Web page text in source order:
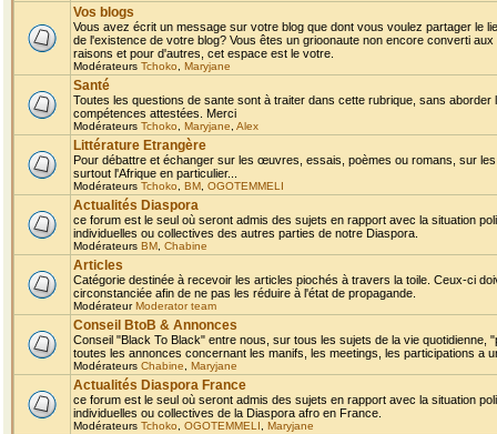
Vos blogs
Vous avez écrit un message sur votre blog que dont vous voulez partager le
de l'existence de votre blog? Vous êtes un grioonaute non encore converti
raisons et pour d'autres, cet espace est le votre.
Modérateurs Tchoko Maryjane
Santé
Toutes les questions de sante sont à traiter dans cette rubrique, sans
compétences attestées. Merci
Modérateurs Tchoko Maryjane Alex
Littérature Etrangère
Pour débattre et échanger sur les œuvres, essais, poèmes ou romans, sur
surtout l'Afrique en particulier...
Modérateurs Tchoko BM OGOTEMMELI
Actualités Diaspora
ce forum est le seul où seront admis des sujets en rapport avec la situation
individuelles ou collectives des autres parties de notre Diaspora.
Modérateurs BM Chabine
Articles
Catégorie destinée à recevoir les articles piochés à travers la toile. Ceux-ci
circonstanciée afin de ne pas les réduire à l'état de propagande.
ModérateurModerator team
Conseil BtoB & Annonces
Conseil "Black To Black" entre nous, sur tous les sujets de la vie
toutes les annonces concernant les manifs, les meetings, les participations a
Modérateurs Chabine Maryjane
Actualités Diaspora France
ce forum est le seul où seront admis des sujets en rapport avec la situation
individuelles ou collectives de la Diaspora afro en France.
Modérateurs Tchoko OGOTEMMELI Maryjane